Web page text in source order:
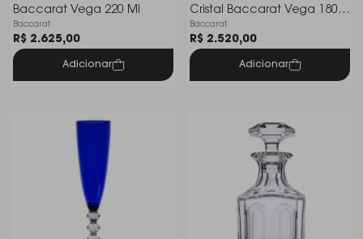
Baccarat Vega 220 Ml
Baccarat
R$ 2.625,00
Adicionar
Cristal Baccarat Vega 180
Ml
Baccarat
R$ 2.520,00
Adicionar